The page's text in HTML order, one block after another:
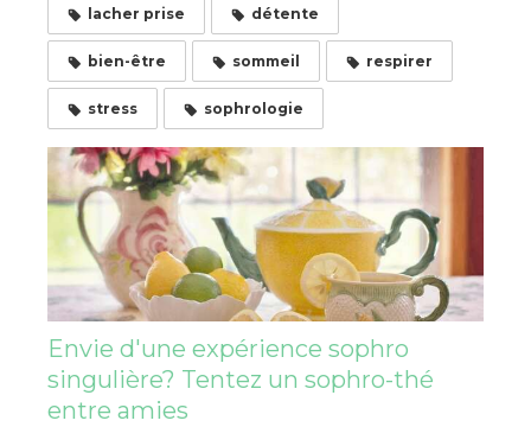
lacher prise détente
bien-être sommeil respirer
stress sophrologie
Envie d'une expérience sophro
singulière? Tentez un sophro-thé
entre amies